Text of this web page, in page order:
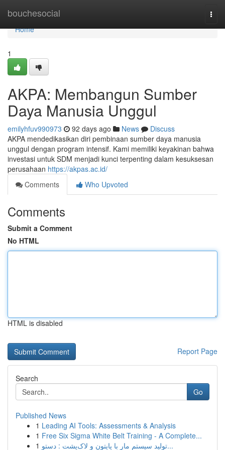
bouchesocial
Home
Home
1
AKPA: Membangun Sumber
Daya Manusia Unggul
emilyhfuv990973 92 days ago News
Discuss
AKPA mendedikasikan diri pembinaan sumber daya manusia
unggul dengan program intensif. Kami memiliki keyakinan bahwa
investasi untuk SDM menjadi kunci terpenting dalam kesuksesan
perusahaan https://akpas.ac.id/
Comments
Who Upvoted
Comments
Submit a Comment
No HTML
HTML is disabled
Report Page
Search
Go
Published News
1 Leading AI Tools: Assessments & Analysis
1 Free Six Sigma White Belt Training - A Complete...
1
تولید سیستم مار با پایتون و لاک‌پشت : دستو...